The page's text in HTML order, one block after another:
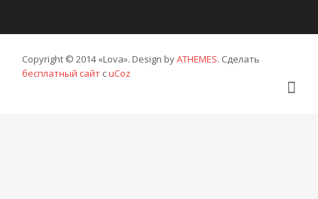
Copyright © 2014 «Lova». Design byATHEMES. Сделать
бесплатный сайт сuCoz